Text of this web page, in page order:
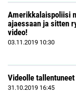
Amerikkalaispoliisi
ajaessaan ja sitten
video!
03.11.2019 10:30
Videolle
31.10.2019 16:45